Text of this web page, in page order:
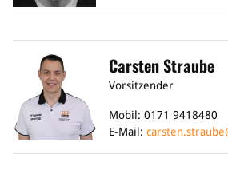
Downloads
Turnier- & Campbörse
Kontakt
Vereinsfanshops
Carsten Straube
Vorsitzender
Mobil: 0171 9418480
E-Mail: